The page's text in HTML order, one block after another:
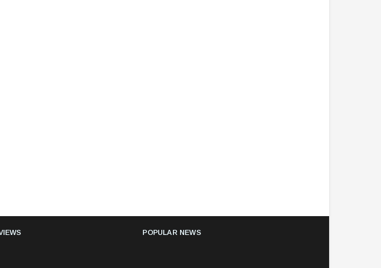
POPULAR NEWS